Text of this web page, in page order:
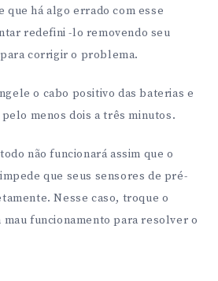
que há algo errado com esse
redefini -lo removendo seu
corrigir o problema.
o cabo positivo das baterias e
menos dois a três minutos.
não funcionará assim que o
que seus sensores de pré-
Nesse caso, troque o
mau funcionamento para resolver o